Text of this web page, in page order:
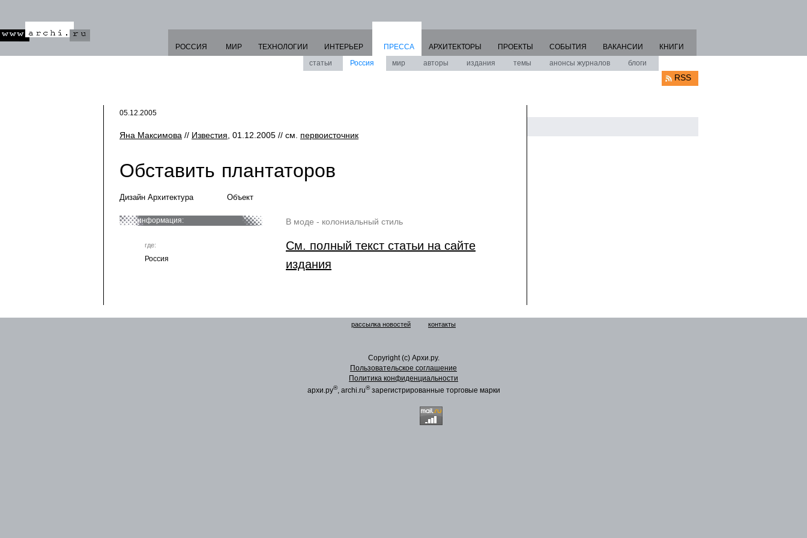
РОССИЯ МИР ТЕХНОЛОГИИ ИНТЕРЬЕР
ПРЕССА
статьи
Россия мир авторы издания темы анонсы журналов блоги
АРХИТЕКТОРЫ ПРОЕКТЫ СОБЫТИЯ ВАКАНСИИ КНИГИ
RSS
05.12.2005
Яна Максимова // Известия , 01.12.2005 // см. первоисточник
Обставить плантаторов
Дизайн Архитектура Объект
информация:
где:
Россия
В моде - колониальный стиль
См. полный текст статьи на сайте
издания
рассылка новостей контакты
Copyright (c) Архи.ру.
Пользовательское соглашение
Политика конфиденциальности
архи.ру®, archi.ru®зарегистрированные торговые марки